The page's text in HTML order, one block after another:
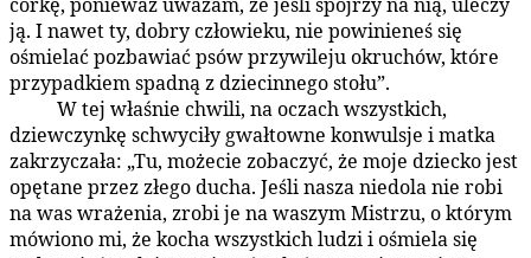
ją. I nawet ty, dobry człowieku, nie powinieneś się
ośmielać pozbawiać psów przywileju okruchów, które
przypadkiem spadną z dziecinnego stołu”.
W tej właśnie chwili, na oczach wszystkich,
dziewczynkę schwyciły gwałtowne konwulsje i matka
zakrzyczała: „Tu, możecie zobaczyć, że moje dziecko jest
opętane przez złego ducha. Jeśli nasza niedola nie robi
na was wrażenia, zrobi je na waszym Mistrzu, o którym
mówiono mi, że kocha wszystkich ludzi i ośmiela się